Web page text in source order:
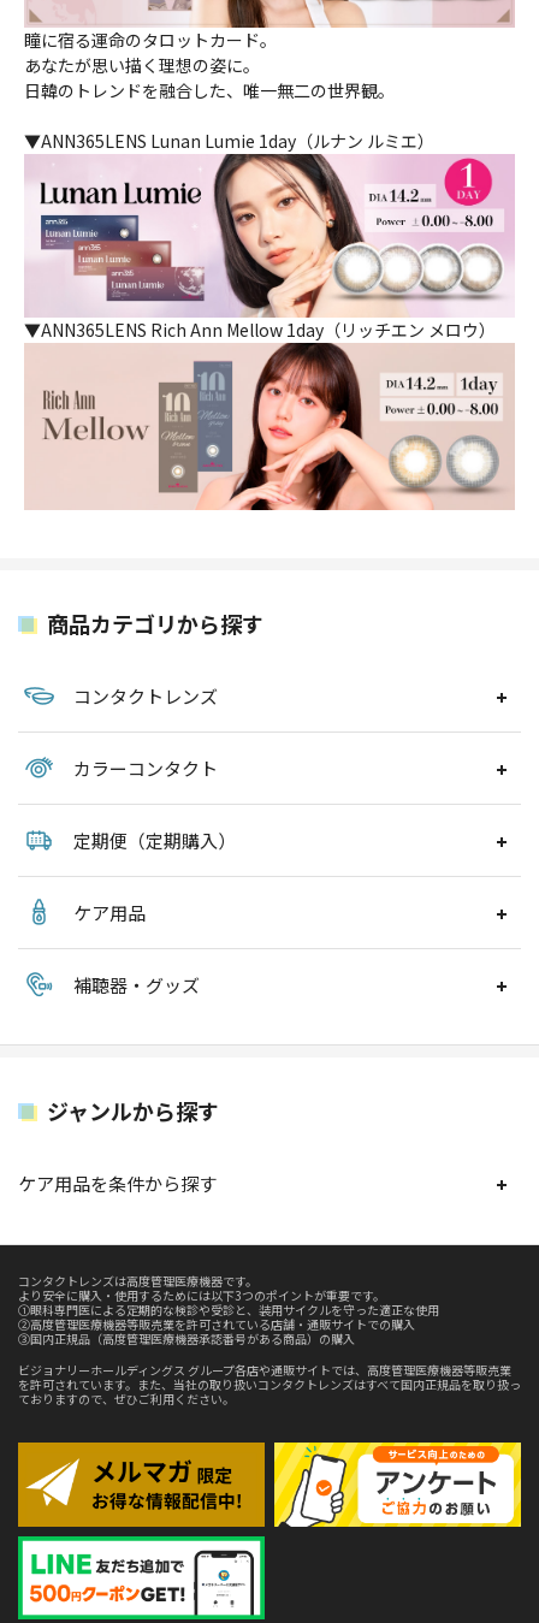
瞳に宿る運命のタロットカード。
あなたが思い描く理想の姿に。
日韓のトレンドを融合した、唯一無二の世界観。
▼ANN365LENS Lunan Lumie 1day（ルナン ルミエ）
▼ANN365LENS Rich Ann Mellow 1day（リッチエン メロウ）
商品カテゴリから探す
コンタクトレンズ
カラーコンタクト
定期便（定期購入）
ケア用品
補聴器・グッズ
ジャンルから探す
ケア用品を条件から探す
コンタクトレンズは高度管理医療機器です。
より安全に購入・使用するためには以下3つのポイントが重要です。
①眼科専門医による定期的な検診や受診と、装用サイクルを守った適正な使用
②高度管理医療機器等販売業を許可されている店舗・通販サイトでの購入
③国内正規品（高度管理医療機器承認番号がある商品）の購入
ビジョナリーホールディングス グループ各店や通販サイトでは、高度管理医療機器等販売業
を許可されています。また、当社の取り扱いコンタクトレンズはすべて国内正規品を取り扱っ
ておりますので、ぜひご利用ください。